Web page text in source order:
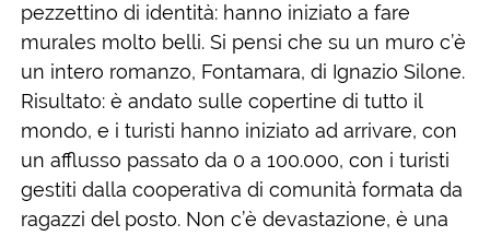
pezzettino di identità: hanno iniziato a fare
murales molto belli. Si pensi che su un muro c’è
un intero romanzo, Fontamara, di Ignazio Silone.
Risultato: è andato sulle copertine di tutto il
mondo, e i turisti hanno iniziato ad arrivare, con
un afflusso passato da 0 a 100.000, con i turisti
gestiti dalla cooperativa di comunità formata da
ragazzi del posto. Non c’è devastazione, è una